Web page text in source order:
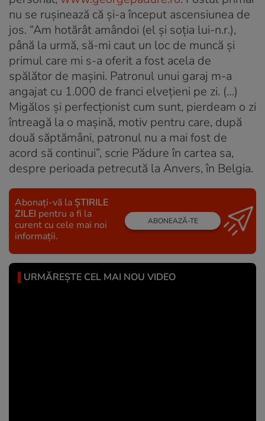
nu se ruşinează că şi-a început ascensiunea de
jos. “Am hotărât amândoi (el şi soţia lui-n.r.),
până la urmă, să-mi caut un loc de muncă şi
primul care mi s-a oferit a fost acela de
spălător de maşini. Patronul unui garaj m-a
angajat cu 1.000 de franci elveţieni pe zi. (…)
Migălos şi perfecţionist cum sunt, pierdeam o zi
întreagă la o maşină, motiv pentru care, după
două săptămâni, patronul nu a mai fost de
acord să continui”, scrie Pădure în cartea sa,
despre perioada petrecută la Anvers, în Belgia.
Abonați-vă la ȘTIRILE
ZILEI pentru a fi la
curent cu cele mai noi
informații.
ABONEAZĂ-TE
URMĂREȘTE CEL MAI NOU VIDEO